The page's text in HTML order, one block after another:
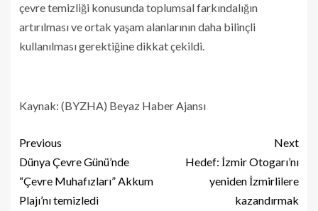
çevre temizliği konusunda toplumsal farkındalığın
artırılması ve ortak yaşam alanlarının daha bilinçli
kullanılması gerektiğine dikkat çekildi.
Kaynak: (BYZHA) Beyaz Haber Ajansı
Previous
Dünya Çevre Günü’nde
“Çevre Muhafızları” Akkum
Plajı’nı temizledi
Next
Hedef: İzmir Otogarı’nı
yeniden İzmirlilere
kazandırmak